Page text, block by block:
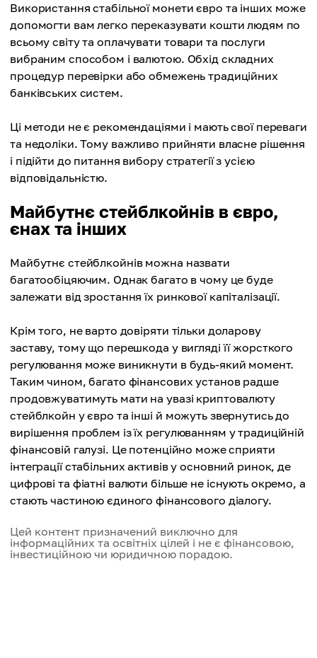
Використання стабільної монети євро та інших може
допомогти вам легко переказувати кошти людям по
всьому світу та оплачувати товари та послуги
вибраним способом і валютою. Обхід складних
процедур перевірки або обмежень традиційних
банківських систем.
Ці методи не є рекомендаціями і мають свої переваги
та недоліки. Тому важливо прийняти власне рішення
і підійти до питання вибору стратегії з усією
відповідальністю.
Майбутнє стейблкойнів в євро,
єнах та інших
Майбутнє стейблкойнів можна назвати
багатообіцяючим. Однак багато в чому це буде
залежати від зростання їх ринкової капіталізації.
Крім того, не варто довіряти тільки доларову
заставу, тому що перешкода у вигляді її жорсткого
регулювання може виникнути в будь-який момент.
Таким чином, багато фінансових установ радше
продовжуватимуть мати на увазі криптовалюту
стейблкойн у євро та інші й можуть звернутись до
вирішення проблем із їх регулюванням у традиційній
фінансовій галузі. Це потенційно може сприяти
інтеграції стабільних активів у основний ринок, де
цифрові та фіатні валюти більше не існують окремо, а
стають частиною єдиного фінансового діалогу.
Цей контент призначений виключно для
інформаційних та освітніх цілей і не є фінансовою,
інвестиційною чи юридичною порадою.